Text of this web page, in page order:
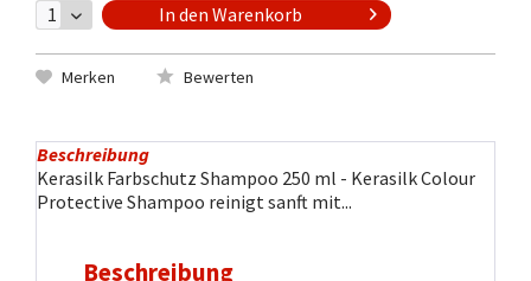
In den Warenkorb
Merken Bewerten
Beschreibung
Kerasilk Farbschutz Shampoo 250 ml - Kerasilk Colour
Protective Shampoo reinigt sanft mit...
Beschreibung